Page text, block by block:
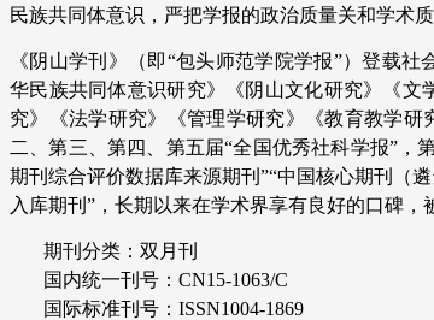
民族共同体意识，严把学报的政治质量关和学术
《阴山学刊》（即“包头师范学院学报”）登载
华民族共同体意识研究》《阴山文化研究》《
究》《法学研究》《管理学研究》《教育教学
二、第三、第四、第五届“全国优秀社科学报”，
期刊综合评价数据库来源期刊”“中国核心期刊（
入库期刊”，长期以来在学术界享有良好的口碑，
期刊分类：双月刊
国内统一刊号： CN15-1063/C
国际标准刊号： ISSN1004-1869